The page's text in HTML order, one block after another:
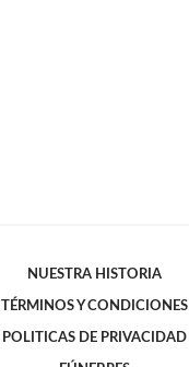
NUESTRA HISTORIA
TÉRMINOS Y CONDICIONES
POLITICAS DE PRIVACIDAD